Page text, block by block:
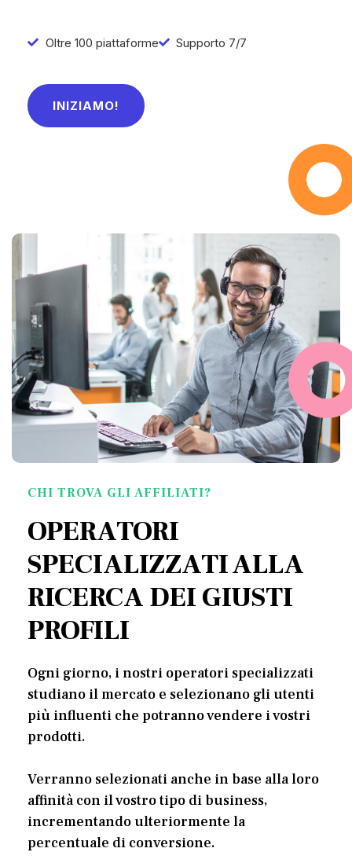
Oltre 100 piattaforme Supporto 7/7
INIZIAMO!
CHI TROVA GLI AFFILIATI?
OPERATORI
SPECIALIZZATI ALLA
RICERCA DEI GIUSTI
PROFILI
Ogni giorno, i nostri operatori specializzati
studiano il mercato e selezionano gli utenti
più influenti che potranno vendere i vostri
prodotti.
Verranno selezionati anche in base alla loro
affinità con il vostro tipo di business,
incrementando ulteriormente la
percentuale di conversione.